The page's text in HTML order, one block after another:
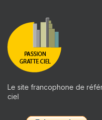
Le site francophone de
ciel